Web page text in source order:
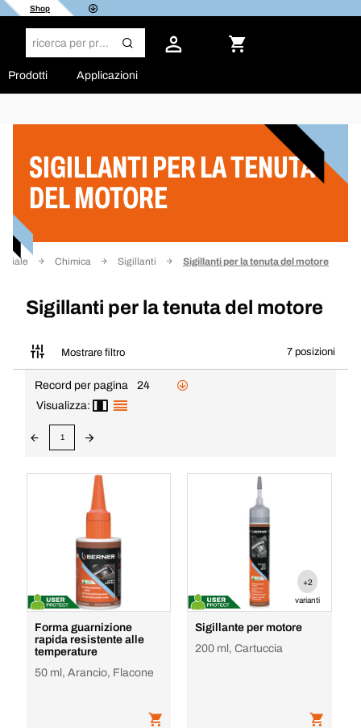
Shop
Prodotti Applicazioni
SIGILLANTI PER LA TENUTA
DEL MOTORE
Chimica Sigillanti Sigillanti per la tenuta del motore
Sigillanti per la tenuta del motore
Mostrare filtro 7 posizioni
Filtro
Record per pagina
24
Visualizza:
1
Forma guarnizione
rapida resistente alle
temperature
50 ml, Arancio, Flacone
+2
varianti
Sigillante per motore
200 ml, Cartuccia